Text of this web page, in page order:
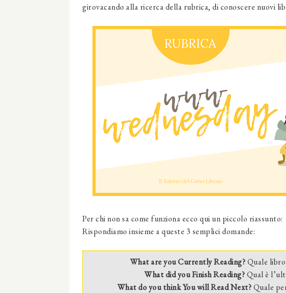
girovacando alla ricerca della rubrica, di conoscere nuovi
Per chi non sa come funziona ecco qui un piccolo riassunto:
Rispondiamo insieme a queste 3 semplici domande:
What are you Currently Reading?Quale
What did you Finish Reading?Qual è
What do you think You will Read Next?Quale